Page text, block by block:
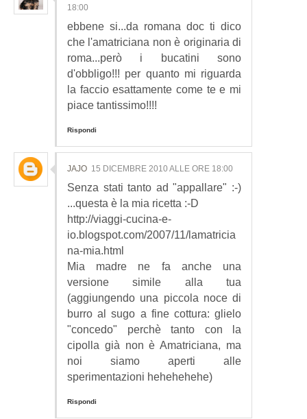
18:00
ebbene si...da romana doc ti dico
che l'amatriciana non è originaria di
roma...però i bucatini sono
d'obbligo!!! per quanto mi riguarda
la faccio esattamente come te e mi
piace tantissimo!!!!
Rispondi
JAJO 15 DICEMBRE 2010 ALLE ORE 18:00
Senza stati tanto ad "appallare" :-)
...questa è la mia ricetta :-D
http://viaggi-cucina-e-
io.blogspot.com/2007/11/lamatricia
na-mia.html
Mia madre ne fa anche una
versione simile alla tua
(aggiungendo una piccola noce di
burro al sugo a fine cottura: glielo
"concedo" perchè tanto con la
cipolla già non è Amatriciana, ma
noi siamo aperti alle
sperimentazioni hehehehehe)
Rispondi